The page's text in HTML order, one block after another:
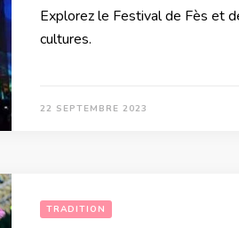
Explorez le Festival de Fès et
cultures.
22 SEPTEMBRE 2023
TRADITION